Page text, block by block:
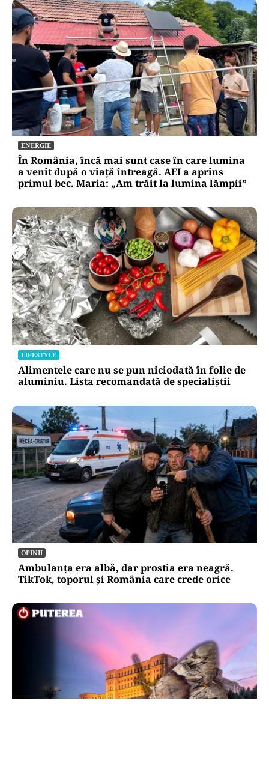
ENERGIE
În România, încă mai sunt case în care lumina
a venit după o viață întreagă. AEI a aprins
primul bec. Maria: „Am trăit la lumina lămpii”
LIFESTYLE
Alimentele care nu se pun niciodată în folie de
aluminiu. Lista recomandată de specialiștii
OPINII
Ambulanța era albă, dar prostia era neagră.
TikTok, toporul și România care crede orice